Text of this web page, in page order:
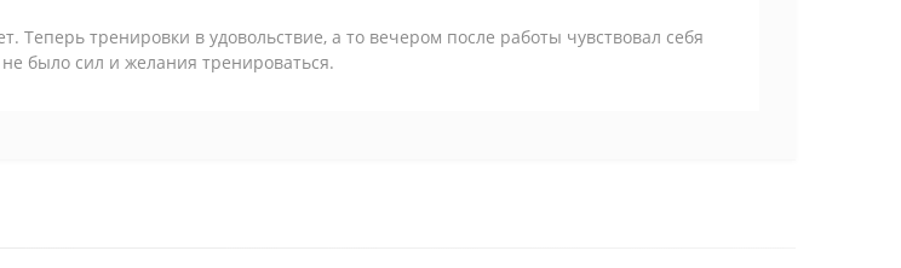
Теперь тренировки в удовольствие, а то вечером после работы чувствовал себя
было сил и желания тренироваться.